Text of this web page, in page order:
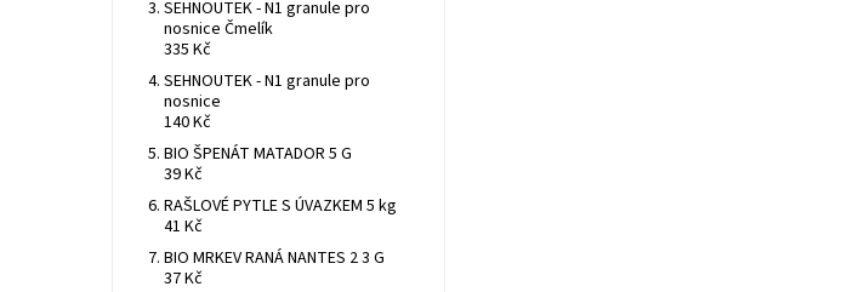
SEHNOUTEK - N1 granule pro
nosnice Čmelík
335 Kč
SEHNOUTEK - N1 granule pro
nosnice
140 Kč
BIO ŠPENÁT MATADOR 5 G
39 Kč
RAŠLOVÉ PYTLE S ÚVAZKEM 5 kg
41 Kč
BIO MRKEV RANÁ NANTES 2 3 G
37 Kč